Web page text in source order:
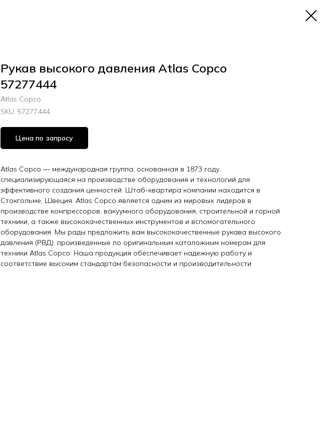
Рукав высокого давления Atlas Copco
57277444
Atlas Copco
SKU: 57277444
Цена по запросу
Atlas Copco — международная группа, основанная в 1873 году,
специализирующаяся на производстве оборудования и технологий для
эффективного создания ценностей. Штаб-квартира компании находится в
Стокгольме, Швеция. Atlas Copco является одним из мировых лидеров в
производстве компрессоров, вакуумного оборудования, строительной и горной
техники, а также высококачественных инструментов и вспомогательного
оборудования. Мы рады предложить вам высококачественные рукава высокого
давления (РВД), произведенные по оригинальным каталожным номерам для
техники Atlas Copco. Наша продукция обеспечивает надежную работу и
соответствие высоким стандартам безопасности и производительности